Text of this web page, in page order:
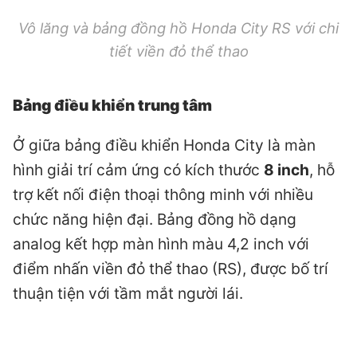
Vô lăng và bảng đồng hồ Honda City RS với chi
tiết viền đỏ thể thao
Bảng điều khiển trung tâm
Ở giữa bảng điều khiển Honda City là màn
hình giải trí cảm ứng có kích thước 8 inch, hỗ
trợ kết nối điện thoại thông minh với nhiều
chức năng hiện đại. Bảng đồng hồ dạng
analog kết hợp màn hình màu 4,2 inch với
điểm nhấn viền đỏ thể thao (RS), được bố trí
thuận tiện với tầm mắt người lái.